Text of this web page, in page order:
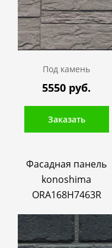
Под камень
5550 руб.
Заказать
Фасадная панель
konoshima
ORA168H7463R